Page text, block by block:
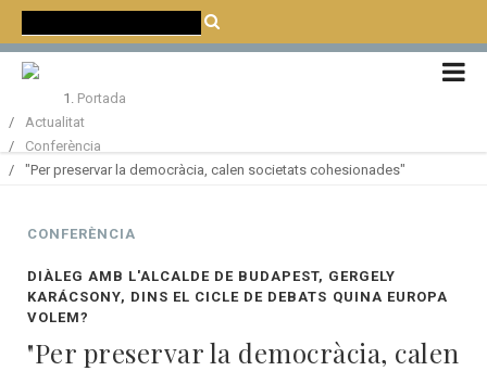
ENGLISH
Portada
Actualitat
Conferència
"Per preservar la democràcia, calen societats cohesionades"
CONFERÈNCIA
DIÀLEG AMB L'ALCALDE DE BUDAPEST, GERGELY
KARÁCSONY, DINS EL CICLE DE DEBATS QUINA EUROPA
VOLEM?
"Per preservar la democràcia, calen